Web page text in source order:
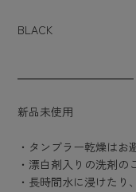
BLACK
新品未使用
・タンブラー乾燥はお
・漂白剤入りの洗剤の
・長時間水に浸けた